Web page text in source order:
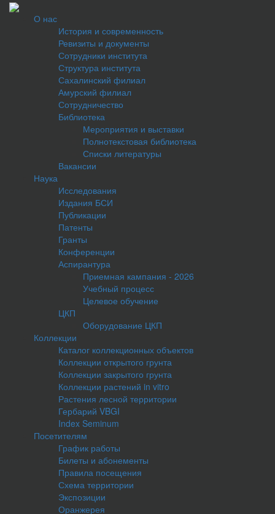
О нас
История и современность
Ревизиты и документы
Сотрудники института
Структура института
Сахалинский филиал
Амурский филиал
Сотрудничество
Библиотека
Мероприятия и выставки
Полнотекстовая библиотека
Списки литературы
Вакансии
Наука
Исследования
Издания БСИ
Публикации
Патенты
Гранты
Конференции
Аспирантура
Приемная кампания - 2026
Учебный процесс
Целевое обучение
ЦКП
Оборудование ЦКП
Коллекции
Каталог коллекционных объектов
Коллекции открытого грунта
Коллекции закрытого грунта
Коллекции растений in vitro
Растения лесной территории
Гербарий VBGI
Index Seminum
Посетителям
График работы
Билеты и абонементы
Правила посещения
Схема территории
Экспозиции
Оранжерея